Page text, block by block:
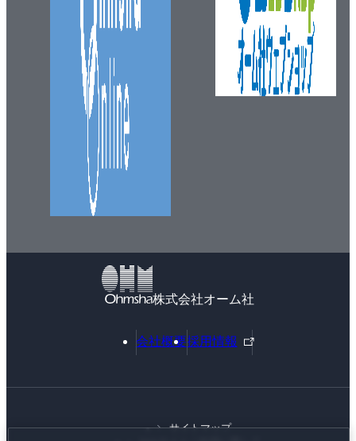
株式会社オーム社
会社概要採用情報
外
部
ン
サイトマップ